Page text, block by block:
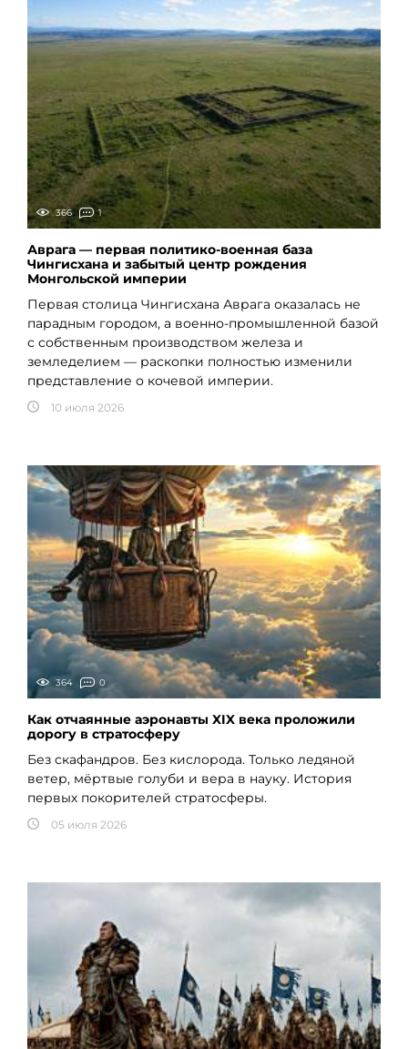
366 1
Аврага — первая политико-военная база
Чингисхана и забытый центр рождения
Монгольской империи
Первая столица Чингисхана Аврага оказалась не
парадным городом, а военно-промышленной базой
с собственным производством железа и
земледелием — раскопки полностью изменили
представление о кочевой империи.
10 июля 2026
364 0
Как отчаянные аэронавты XIX века проложили
дорогу в стратосферу
Без скафандров. Без кислорода. Только ледяной
ветер, мёртвые голуби и вера в науку. История
первых покорителей стратосферы.
05 июля 2026